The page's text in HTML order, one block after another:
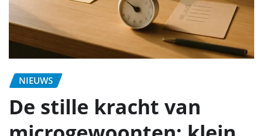
NIEUWS
De stille kracht van